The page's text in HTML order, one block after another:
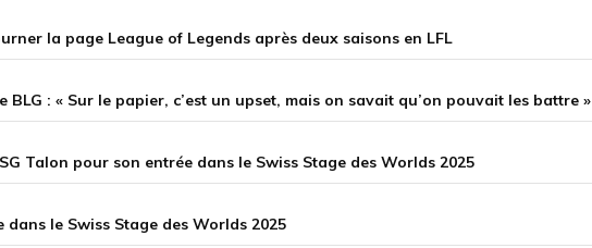
la page League of Legends après deux saisons en LFL
: « Sur le papier, c’est un upset, mais on savait qu’on pouvait les battre »
Talon pour son entrée dans le Swiss Stage des Worlds 2025
dans le Swiss Stage des Worlds 2025